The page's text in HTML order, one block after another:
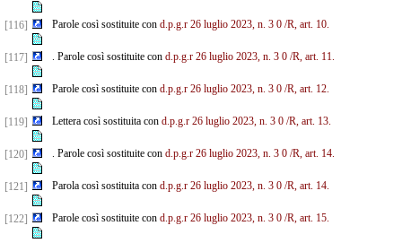
[116] Parole così sostituite con d.p.g.r 26 luglio 2023, n. 3 0 /R, art. 10.
[117] . Parole così sostituite con d.p.g.r 26 luglio 2023, n. 3 0 /R, art. 11.
[118] Parole così sostituite con d.p.g.r 26 luglio 2023, n. 3 0 /R, art. 12.
[119] Lettera così sostituita con d.p.g.r 26 luglio 2023, n. 3 0 /R, art. 13.
[120] . Parole così sostituite con d.p.g.r 26 luglio 2023, n. 3 0 /R, art. 14.
[121] Parola così sostituita con d.p.g.r 26 luglio 2023, n. 3 0 /R, art. 14.
[122] Parole così sostituite con d.p.g.r 26 luglio 2023, n. 3 0 /R, art. 15.